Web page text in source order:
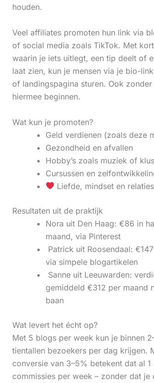
houden.
Veel affiliates promoten hun link via
of social media zoals TikTok. Met
waarin je iets uitlegt, een tip deelt of
laat zien, kun je mensen via je bio-
of landingspagina sturen. Ook
hiermee beginnen.
Wat kun je promoten?
Geld verdienen (zoals deze
Gezondheid en afvallen
Hobby’s zoals muziek of
Cursussen en
Liefde, mindset en relaties
Resultaten uit de praktijk
Nora uit Den Haag: €86 in
maand, via Pinterest
Patrick uit Roosendaal:
via simpele blogartikelen
Sanne uit Leeuwarden:
gemiddeld €312 per maand
baan
Wat levert het écht op?
Met 5 blogs per week kun je binnen
tientallen bezoekers per dag krijgen.
conversie van 3–5% betekent dat al 1
commissies per week – zonder dat je